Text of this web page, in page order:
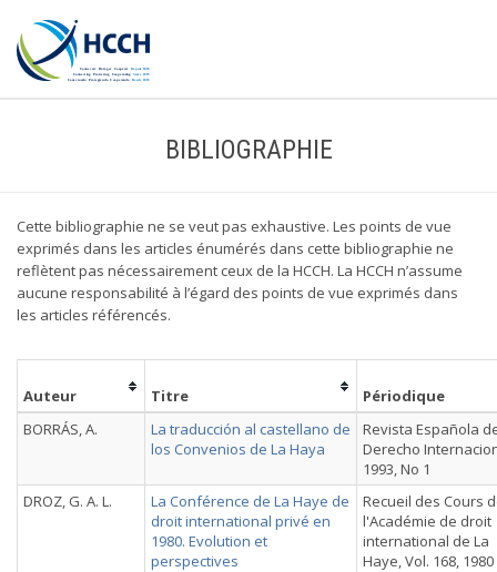
BIBLIOGRAPHIE
Cette bibliographie ne se veut pas exhaustive. Les points de vue
exprimés dans les articles énumérés dans cette bibliographie ne
reflètent pas nécessairement ceux de la HCCH. La HCCH n’assume
aucune responsabilité à l’égard des points de vue exprimés dans
les articles référencés.
Auteur Titre
Périodique
BORRÁS, A.
La traducción al castellano de
los Convenios de La Haya
Revista Española
Derecho
1993, No 1
DROZ, G. A. L.
La Conférence de La Haye de
droit international privé en
1980. Evolution et
perspectives
Recueil des Cours
l'Académie de droit
international de La
Haye, Vol. 168, 1980